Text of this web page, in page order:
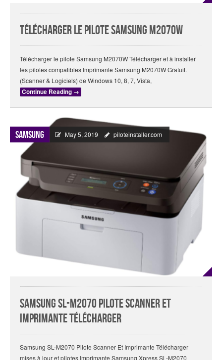
Télécharger le pilote Samsung M2070W
Télécharger le pilote Samsung M2070W Télécharger et à installer
les pilotes compatibles Imprimante Samsung M2070W Gratuit.
(Scanner & Logiciels) de Windows 10, 8, 7, Vista,
Continue Reading →
Samsung May 5, 2019 piloteinstaller.com
Samsung SL-M2070 Pilote Scanner Et
Imprimante Télécharger
Samsung SL-M2070 Pilote Scanner Et Imprimante Télécharger
mises à jour et pilotes Imprimante Samsung Xpress SL-M2070